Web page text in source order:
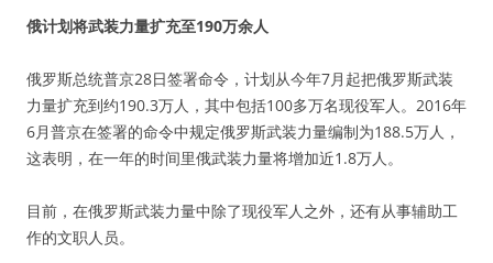
俄计划将武装力量扩充至190万余人
俄罗斯总统普京28日签署命令，计划从今年7月起把俄罗斯武装
力量扩充到约190.3万人，其中包括100多万名现役军人。2016年
6月普京在签署的命令中规定俄罗斯武装力量编制为188.5万人，
这表明，在一年的时间里俄武装力量将增加近1.8万人。
目前，在俄罗斯武装力量中除了现役军人之外，还有从事辅助工
作的文职人员。